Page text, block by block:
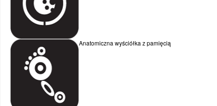
Anatomiczna wyściółka z pamięcią